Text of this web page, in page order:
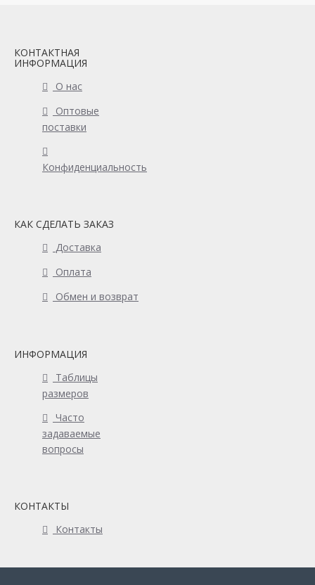
КОНТАКТНАЯ
ИНФОРМАЦИЯ
О нас
Оптовые
поставки
Конфиденциальность
КАК СДЕЛАТЬ ЗАКАЗ
Доставка
Оплата
Обмен и возврат
ИНФОРМАЦИЯ
Таблицы
размеров
Часто
задаваемые
вопросы
КОНТАКТЫ
Контакты